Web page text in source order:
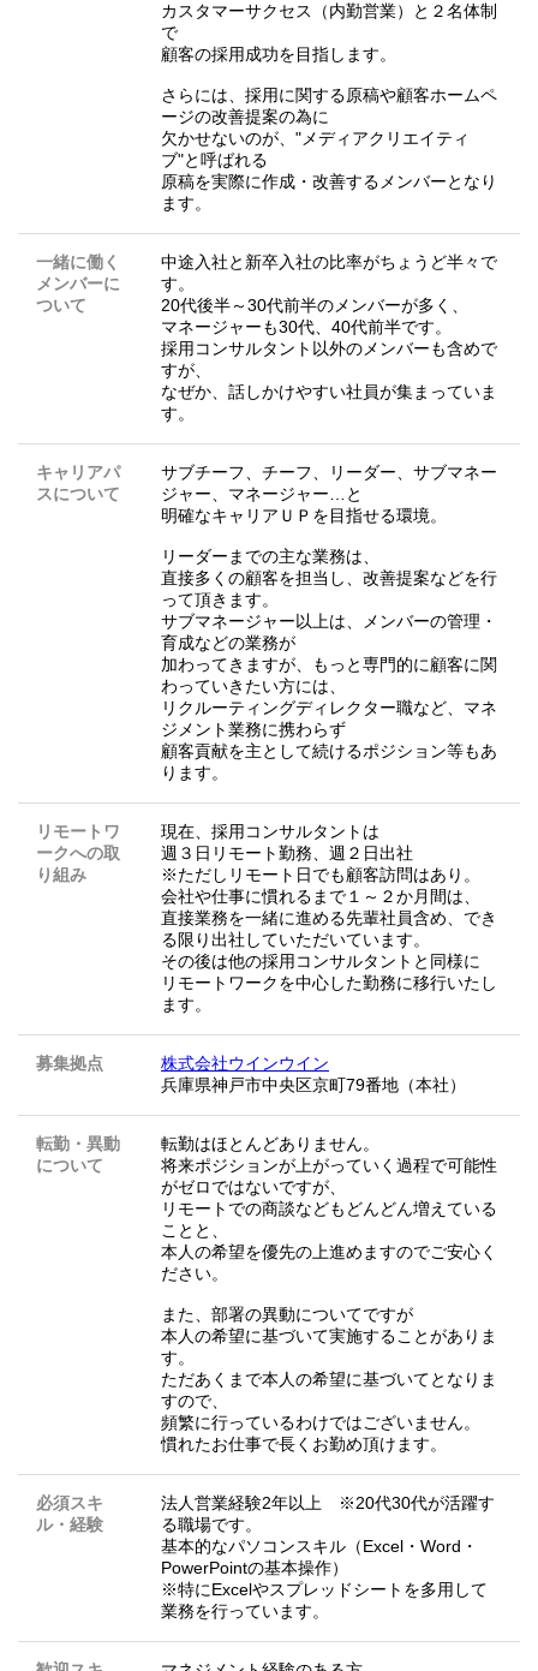
カスタマーサクセス（内勤営業）と２名体制
で
顧客の採用成功を目指します。
さらには、採用に関する原稿や顧客ホームペ
ージの改善提案の為に
欠かせないのが、"メディアクリエイティ
ブ"と呼ばれる
原稿を実際に作成・改善するメンバーとなり
ます。
一緒に働く
メンバーに
ついて
中途入社と新卒入社の比率がちょうど半々で
す。
20代後半～30代前半のメンバーが多く、
マネージャーも30代、40代前半です。
採用コンサルタント以外のメンバーも含めで
すが、
なぜか、話しかけやすい社員が集まっていま
す。
キャリアパ
スについて
サブチーフ、チーフ、リーダー、サブマネー
ジャー、マネージャー…と
明確なキャリアＵＰを目指せる環境。
リーダーまでの主な業務は、
直接多くの顧客を担当し、改善提案などを行
って頂きます。
サブマネージャー以上は、メンバーの管理・
育成などの業務が
加わってきますが、もっと専門的に顧客に関
わっていきたい方には、
リクルーティングディレクター職など、マネ
ジメント業務に携わらず
顧客貢献を主として続けるポジション等もあ
ります。
リモートワ
ークへの取
り組み
現在、採用コンサルタントは
週３日リモート勤務、週２日出社
※ただしリモート日でも顧客訪問はあり。
会社や仕事に慣れるまで１～２か月間は、
直接業務を一緒に進める先輩社員含め、でき
る限り出社していただいています。
その後は他の採用コンサルタントと同様に
リモートワークを中心した勤務に移行いたし
ます。
募集拠点
株式会社ウインウイン
兵庫県神戸市中央区京町79番地（本社）
転勤・異動
について
転勤はほとんどありません。
将来ポジションが上がっていく過程で可能性
がゼロではないですが、
リモートでの商談などもどんどん増えている
ことと、
本人の希望を優先の上進めますのでご安心く
ださい。
また、部署の異動についてですが
本人の希望に基づいて実施することがありま
す。
ただあくまで本人の希望に基づいてとなりま
すので、
頻繁に行っているわけではございません。
慣れたお仕事で長くお勤め頂けます。
必須スキ
ル・経験
法人営業経験2年以上 ※20代30代が活躍す
る職場です。
基本的なパソコンスキル（Excel・Word・
PowerPointの基本操作）
※特にExcelやスプレッドシートを多用して
業務を行っています。